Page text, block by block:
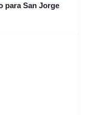
para San Jorge